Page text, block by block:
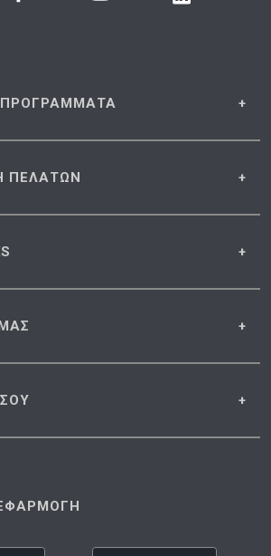
ΠΡΟΓΡΑΜΜΑΤΑ
ΠΕΛΑΤΩΝ
ΣΟΥ